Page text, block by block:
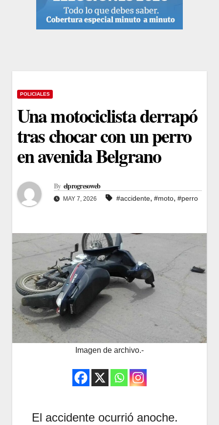
POLICIALES
Una motociclista derrapó
tras chocar con un perro
en avenida Belgrano
By elprogresoweb
MAY 7, 2026 #accidente, #moto, #perro
Imagen de archivo.-
El accidente ocurrió anoche.